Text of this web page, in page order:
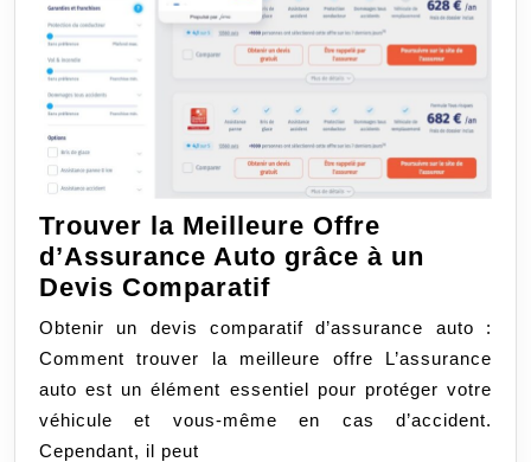
Trouver la Meilleure Offre
d’Assurance Auto grâce à un
Devis ComparatifTrouver
la
Meilleure
Offre
d’Assurance
Obtenir un devis comparatif d’assurance auto :
Comment trouver la meilleure offre L’assurance
auto est un élément essentiel pour protéger votre
véhicule et vous-même en cas d’accident.
Cependant, il peut